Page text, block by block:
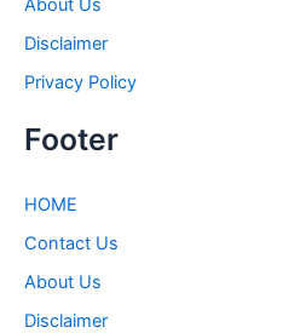
About Us
Disclaimer
Privacy Policy
Footer
HOME
Contact Us
About Us
Disclaimer